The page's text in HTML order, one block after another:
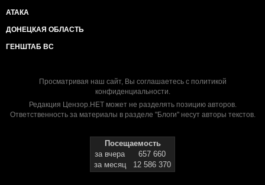
АТАКА
ДОНЕЦКАЯ ОБЛАСТЬ
ГЕНШТАБ ВС
Просматривая наш сайт, Вы соглашаетесь с политикой
конфиденциальности.
Редакция Цензор.НЕТ может не разделять позицию авторов.
Ответственность за материалы в разделе "Блоги" несут авторы текстов.
Посещаемость
за вчера
657 660
за месяц
12 586 370